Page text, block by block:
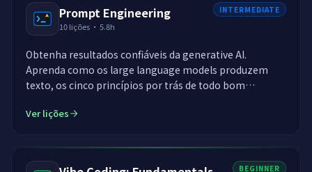
Prompt Engineering
10lições · 5.8h
INTERMEDIATE
Obtenha resultados confiáveis da generative AI.
Aprenda como os large language models produzem
texto, os cinco princípios por trás de todo bom
retrieval-augmented generation, agents autônomos, e
em imagens. Você termina conectando texto, imagens
e agents em uma única aplicação funcional.
Ver lições
BEGINNER